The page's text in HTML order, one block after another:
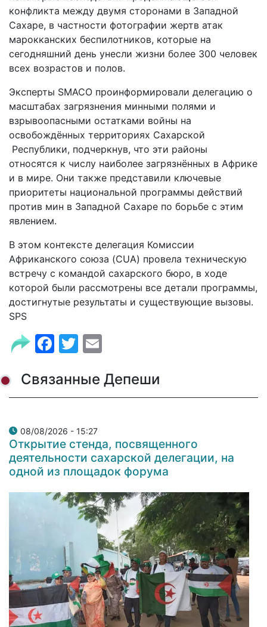
конфликта между двумя сторонами в Западной
Сахаре, в частности фотографии жертв атак
марокканских беспилотников, которые на
сегодняшний день унесли жизни более 300 человек
всех возрастов и полов.
Эксперты SMACO проинформировали делегацию о
масштабах загрязнения минными полями и
взрывоопасными остатками войны на
освобождённых территориях Сахарской
Республики, подчеркнув, что эти районы
относятся к числу наиболее загрязнённых в Африке
и в мире. Они также представили ключевые
приоритеты национальной программы действий
против мин в Западной Сахаре по борьбе с этим
явлением.
В этом контексте делегация Комиссии
Африканского союза (CUA) провела техническую
встречу с командой сахарского бюро, в ходе
которой были рассмотрены все детали программы,
достигнутые результаты и существующие вызовы.
SPS
Facebook
Twitter
Связанные Депеши
08/08/2026 - 15:27
Открытие стенда, посвященного
деятельности сахарской делегации, на
одной из площадок форума